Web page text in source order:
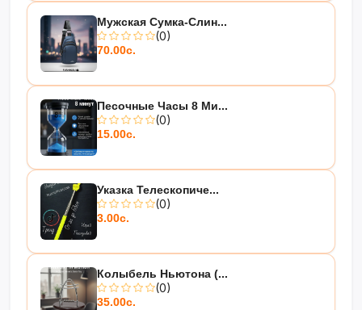
Мужская Сумка-Слин...
(0)
70.00с.
Песочные Часы 8 Ми...
(0)
15.00с.
Указка Телескопиче...
(0)
3.00с.
Колыбель Ньютона (...
(0)
35.00с.